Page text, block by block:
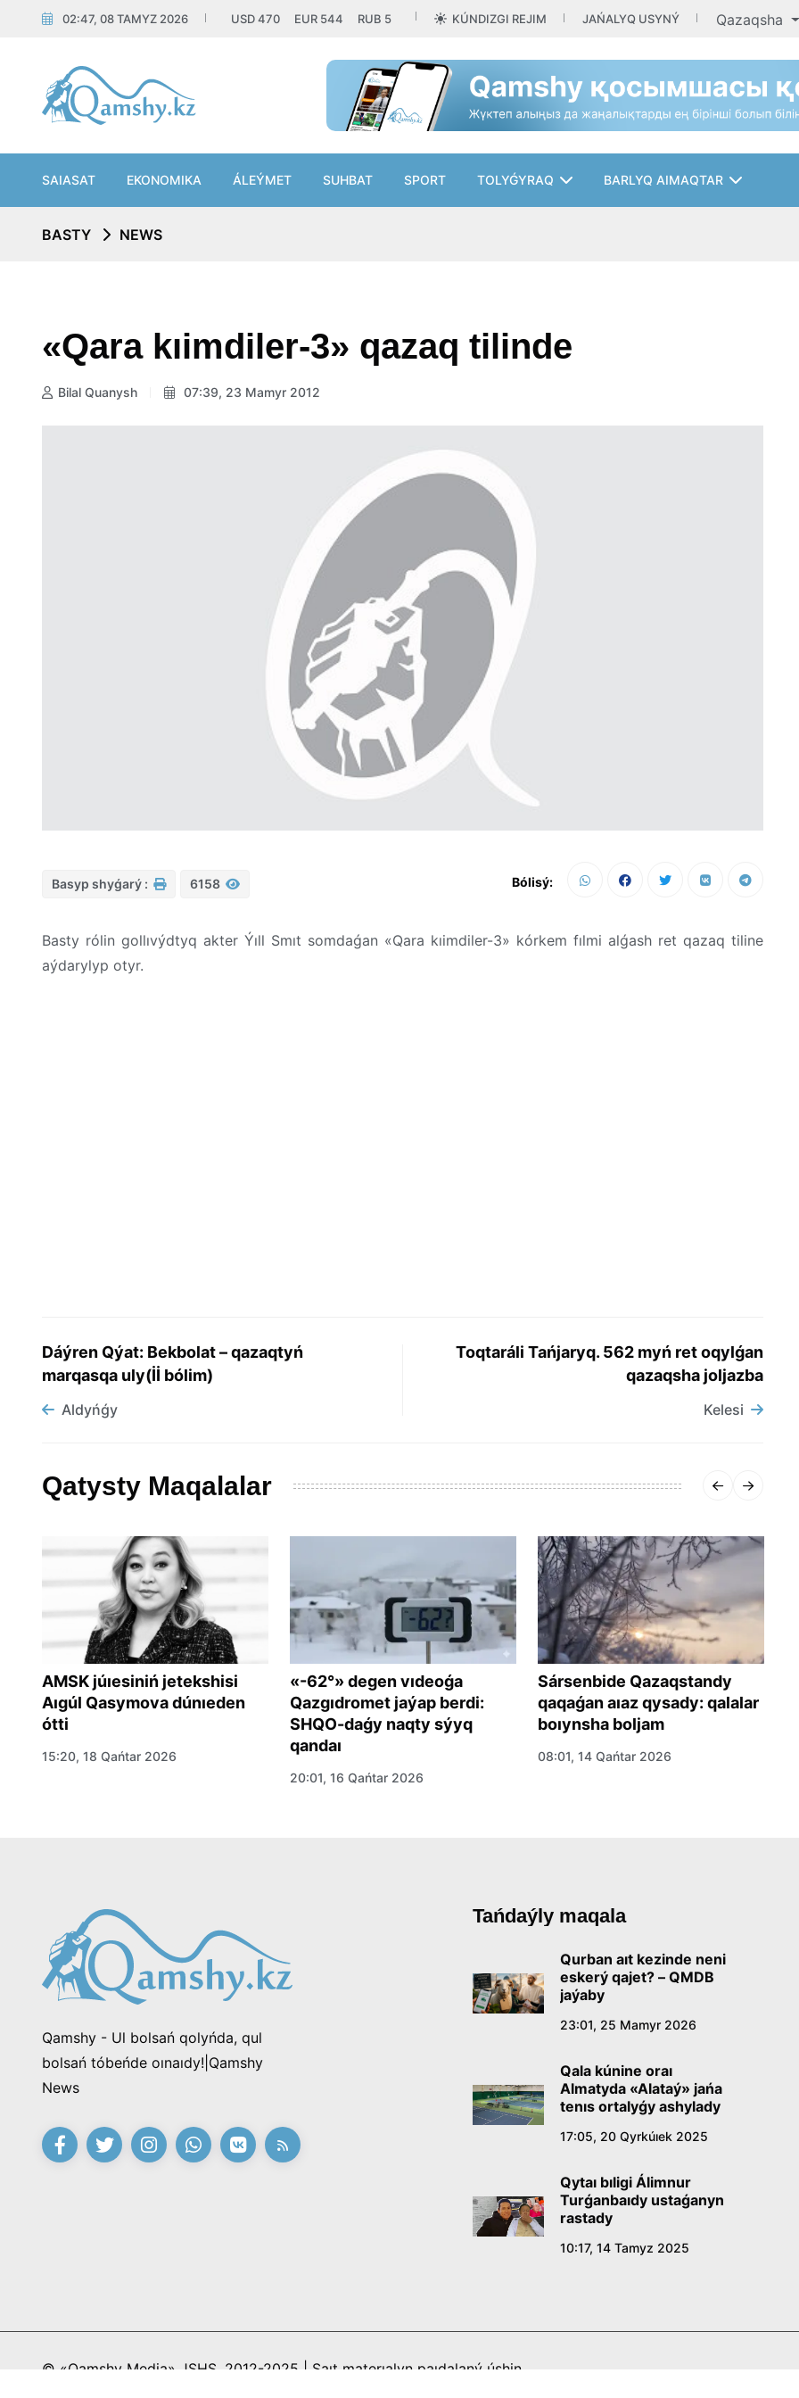
02:47, 08 TAMYZ 2026 USD470 EUR 544 RUB 5 KÚNDIZGI REJIM JAŃALYQ USYNÝ Qazaqsha
SAIASAT EKONOMIKA ÁLEÝMET SUHBAT SPORT TOLYǴYRAQ BARLYQ AIMAQTAR
BASTY NEWS
«Qara kıimdiler-3» qazaq tilinde
Bilal Quanysh 07:39, 23 Mamyr 2012
Basyp shyǵarý : 6158 Bólisý:
Basty rólin gollıvýdtyq akter Ýıll Smıt somdaǵan «Qara kıimdiler-3» kórkem fılmi alǵash ret qazaq tiline
aýdarylyp otyr.
Dáýren Qýat: Bekbolat – qazaqtyń
marqasqa uly(İİ bólim)
Aldyńǵy
Toqtaráli Tańjaryq. 562 myń ret oqylǵan
qazaqsha joljazba
Kelesi
Qatysty Maqalalar
AMSK júıesiniń jetekshisi
Aıgúl Qasymova dúnıeden
ótti
15:20, 18 Qańtar 2026
«-62°» degen vıdeoǵa
Qazgıdromet jaýap berdi:
SHQO-daǵy naqty sýyq
qandaı
20:01, 16 Qańtar 2026
Sársenbide Qazaqstandy
qaqaǵan aıaz qysady: qalalar
boıynsha boljam
08:01, 14 Qańtar 2026
Qamshy - Ul bolsań qolyńda, qul
bolsań tóbeńde oınaıdy!|Qamshy
News
Tańdaýly maqala
Qurban aıt kezinde neni
eskerý qajet? – QMDB
jaýaby
23:01, 25 Mamyr 2026
Qala kúnine oraı
Almatyda «Alataý» jańa
tenıs ortalyǵy ashylady
17:05, 20 Qyrkúıek 2025
Qytaı bıligi Álimnur
Turǵanbaıdy ustaǵanyn
rastady
10:17, 14 Tamyz 2025
© «Qamshy Media» JSHS, 2012-2025 | Saıt materıalyn paıdalaný úshin